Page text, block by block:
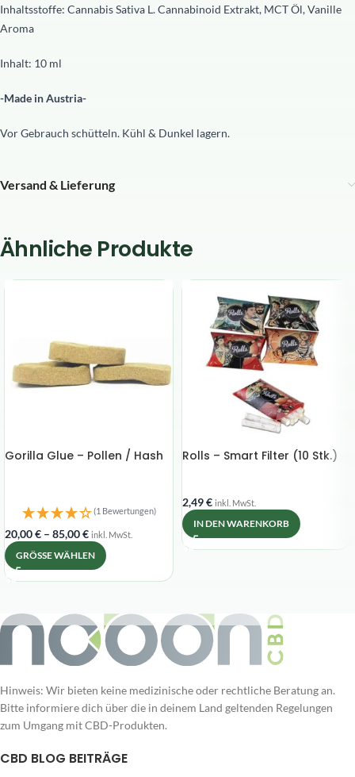
Inhaltsstoffe: Cannabis Sativa L. Cannabinoid Extrakt, MCT Öl, Vanille
Aroma
Inhalt: 10 ml
-Made in Austria-
Vor Gebrauch schütteln. Kühl & Dunkel lagern.
Versand & Lieferung
Ähnliche Produkte
Gorilla Glue – Pollen / Hash
20,00€ – 85,00€ inkl. MwSt.
GRÖSSE WÄHLEN
(1 Bewertungen)
Rolls – Smart Filter (10 Stk.)
2,49€ inkl. MwSt.
IN DEN WARENKORB
Hinweis: Wir bieten keine medizinische oder rechtliche Beratung an.
Bitte informiere dich über die in deinem Land geltenden Regelungen
zum Umgang mit CBD-Produkten.
CBD BLOG BEITRÄGE